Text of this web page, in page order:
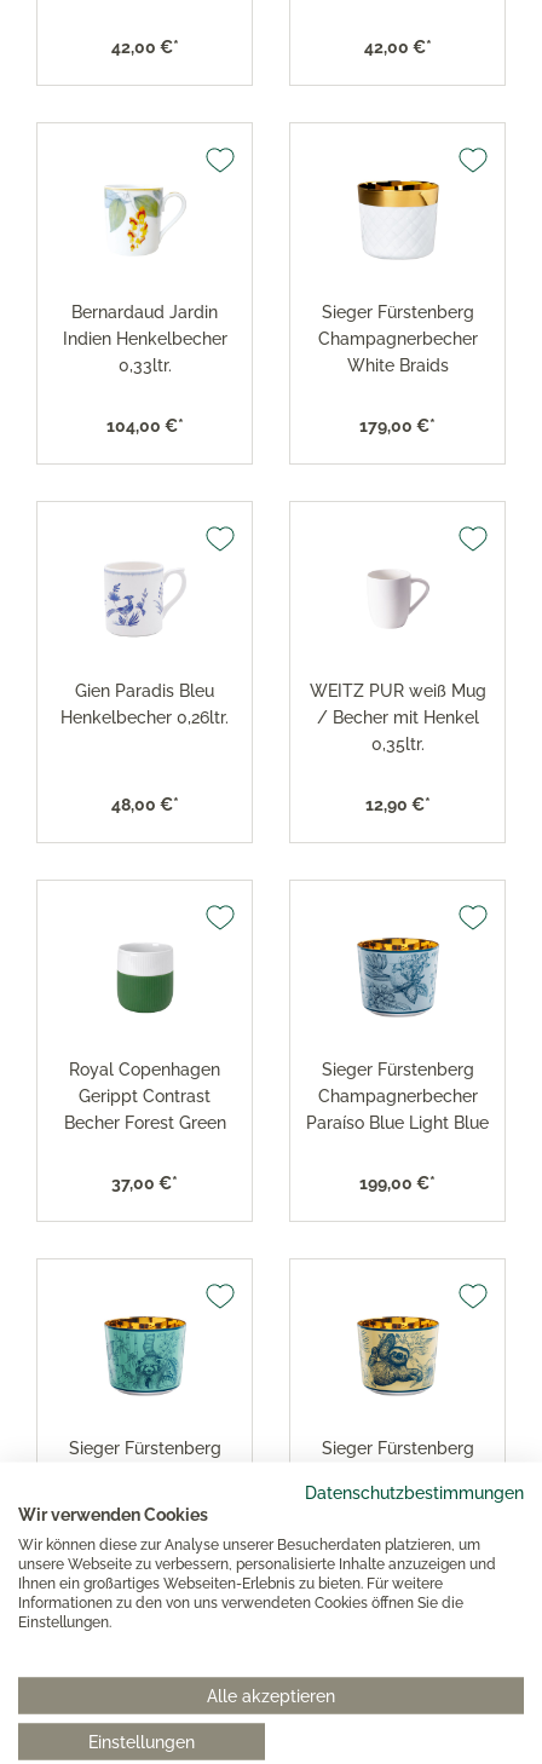
Datenschutzbestimmungen
Wir verwenden Cookies
Wir können diese zur Analyse unserer Besucherdaten platzieren, um
unsere Webseite zu verbessern, personalisierte Inhalte anzuzeigen und
Ihnen ein großartiges Webseiten-Erlebnis zu bieten. Für weitere
Informationen zu den von uns verwendeten Cookies öffnen Sie die
Einstellungen.
Alle akzeptieren
Einstellungen
42,00 €* 42,00 €*
Bernardaud Jardin
Indien Henkelbecher
0,33ltr.
104,00 €*
Sieger Fürstenberg
Champagnerbecher
White Braids
179,00 €*
Gien Paradis Bleu
Henkelbecher 0,26ltr.
48,00 €*
WEITZ PUR weiß Mug
/ Becher mit Henkel
0,35ltr.
12,90 €*
Royal Copenhagen
Gerippt Contrast
Becher Forest Green
37,00 €*
Sieger Fürstenberg
Champagnerbecher
Paraíso Blue Light Blue
199,00 €*
Sieger Fürstenberg
199,00 €*
Sieger Fürstenberg
Paraíso Blue Yellow
199,00 €*